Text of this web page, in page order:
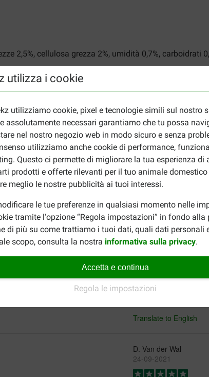
utilizza i cookie
utilizziamo cookie, pixel e tecnologie simili sul nostro
assolutamente necessari garantiamo che tu possa
nel nostro negozio web in modo sicuro e senza
utilizziamo anche cookie di performance,
Questo ci permette di migliorare la tua esperienza di
prodotti e offerte rilevanti per il tuo animale domestico
meglio le nostre pubblicità ai tuoi interessi.
le tue preferenze in qualsiasi momento nelle
tramite l'opzione “Regola impostazioni” in fondo alla
di più su come trattiamo i tuoi dati, quali dati personali
scopo, consulta la nostra informativa sulla privacy.
Accetta e continua
Regola le impostazioni
2,5%, cellulosa grezza 2%, umidità 0,7%, carboidrati
cane? O cerchi un altro tipo di snack? Visita la nostra
VEEL minder. Ook voelen
meegenomen is.
Wim de Bruin
24-01-2024
Consegna:
Translate to English
D. Van der Wal
24-09-2021